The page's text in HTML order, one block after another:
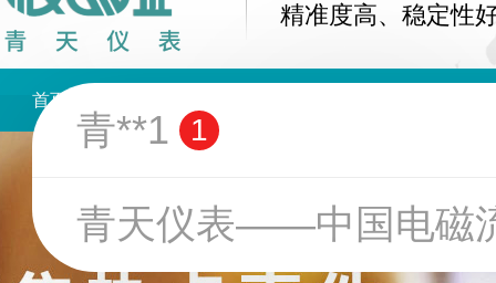
精准度高、稳定性
首页
青**1